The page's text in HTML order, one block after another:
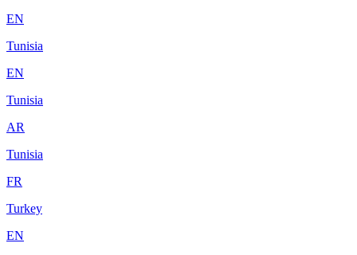
EN
Tunisia
EN
Tunisia
AR
Tunisia
FR
Turkey
EN